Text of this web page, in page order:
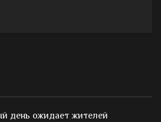
день ожидает жителей